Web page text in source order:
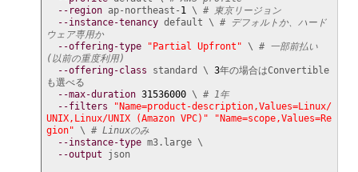
--region ap-northeast- 1 \ # 東京リージョン
--instance-tenancy default \ # デフォルトか、ハード
ウェア専用か
--offering-type
"Partial Upfront" \ # 一部前払い
(以前の重度利用)
--offering-class standard \ 3年の場合はConvertible
も選べる
--max-duration 31536000 \ # 1年
--filters
"Name=product-description,Values=Linux/
UNIX,Linux/UNIX (Amazon VPC)"
"Name=scope,Values=Re
gion" \ # Linuxのみ
--instance-type m3.large \
--output json